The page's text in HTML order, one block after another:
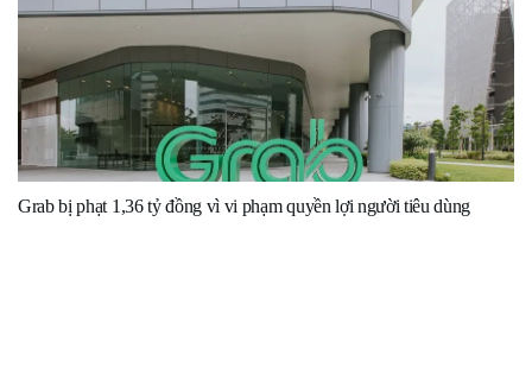
Grab bị phạt 1,36 tỷ đồng vì vi phạm quyền lợi người tiêu dùng